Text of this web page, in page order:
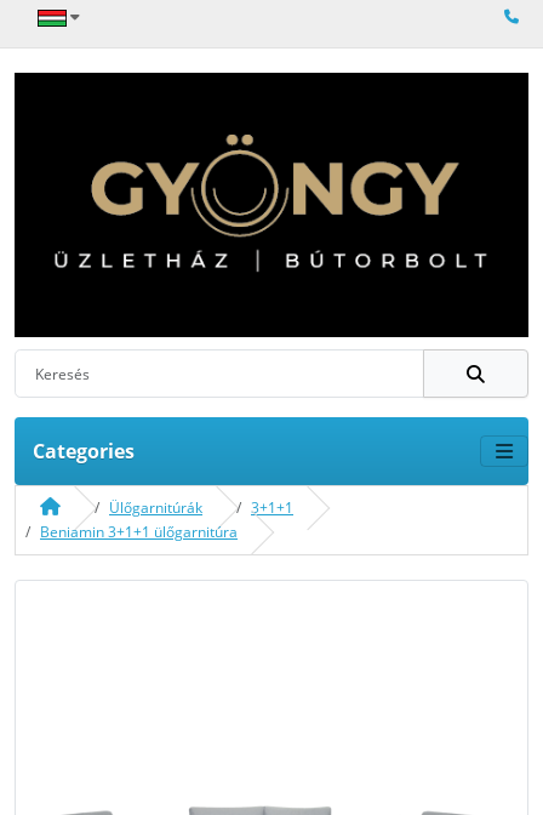
Categories
Ülőgarnitúrák
3+1+1
Beniamin 3+1+1 ülőgarnitúra